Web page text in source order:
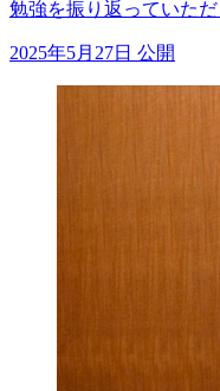
勉強を振り返っていた
2025年5月27日 公開